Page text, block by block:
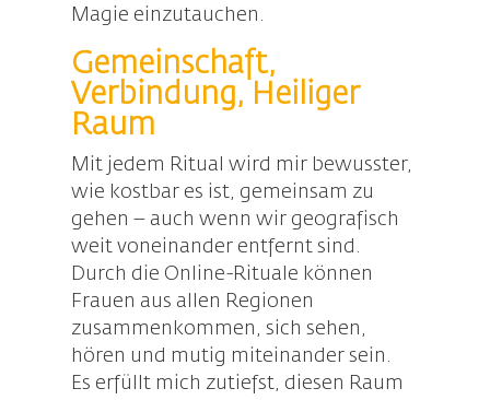
Magie einzutauchen.
Gemeinschaft,
Verbindung, Heiliger
Raum
Mit jedem Ritual wird mir bewusster,
wie kostbar es ist, gemeinsam zu
gehen – auch wenn wir geografisch
weit voneinander entfernt sind.
Durch die Online-Rituale können
Frauen aus allen Regionen
zusammenkommen, sich sehen,
hören und mutig miteinander sein.
Es erfüllt mich zutiefst, diesen Raum